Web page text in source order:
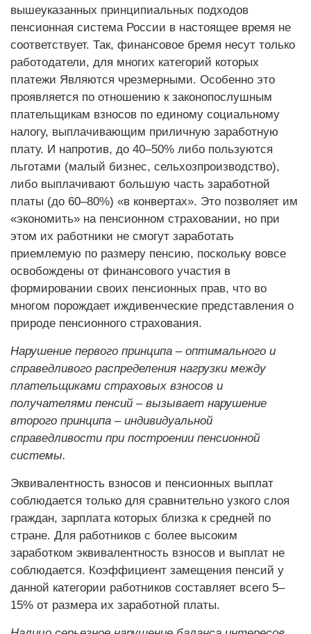
вышеуказанных принципиальных подходов
пенсионная система России в настоящее время не
соответствует. Так, финансовое бремя несут только
работодатели, для многих категорий которых
платежи Являются чрезмерными. Особенно это
проявляется по отношению к законопослушным
плательщикам взносов по единому социальному
налогу, выплачивающим приличную заработную
плату. И напротив, до 40–50% либо пользуются
льготами (малый бизнес, сельхозпроизводство),
либо выплачивают большую часть заработной
платы (до 60–80%) «в конвертах». Это позволяет им
«экономить» на пенсионном страховании, но при
этом их работники не смогут заработать
приемлемую по размеру пенсию, поскольку вовсе
освобождены от финансового участия в
формировании своих пенсионных прав, что во
многом порождает иждивенческие представления о
природе пенсионного страхования.
Нарушение первого принципа – оптимального и
справедливого распределения нагрузки между
плательщиками страховых взносов и
получателями пенсий – вызывает нарушение
второго принципа – индивидуальной
справедливости при построении пенсионной
системы.
Эквивалентность взносов и пенсионных выплат
соблюдается только для сравнительно узкого слоя
граждан, зарплата которых близка к средней по
стране. Для работников с более высоким
заработком эквивалентность взносов и выплат не
соблюдается. Коэффициент замещения пенсий у
данной категории работников составляет всего 5–
15% от размера их заработной платы.